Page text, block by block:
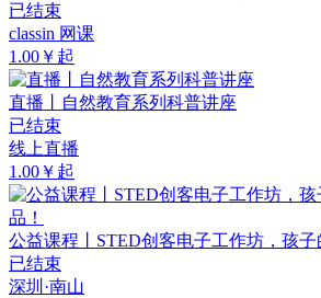
已结束
classin 网课
1.00￥起
直播丨自然教育系列科普讲座
已结束
线上直播
1.00￥起
公益课程丨STED创客电子工作坊，孩子
已结束
深圳·南山